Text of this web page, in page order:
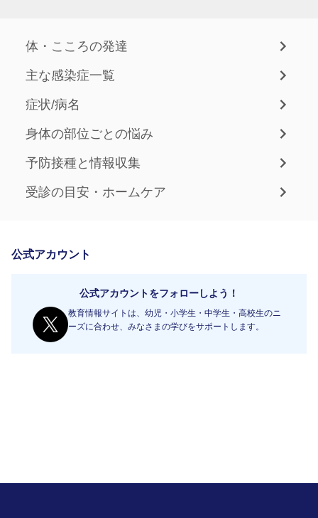
体・こころの発達
主な感染症一覧
症状/病名
身体の部位ごとの悩み
予防接種と情報収集
受診の目安・ホームケア
公式アカウント
公式アカウントをフォローしよう！
教育情報サイトは、幼児・小学生・中学生・高校生のニ
ーズに合わせ、みなさまの学びをサポートします。